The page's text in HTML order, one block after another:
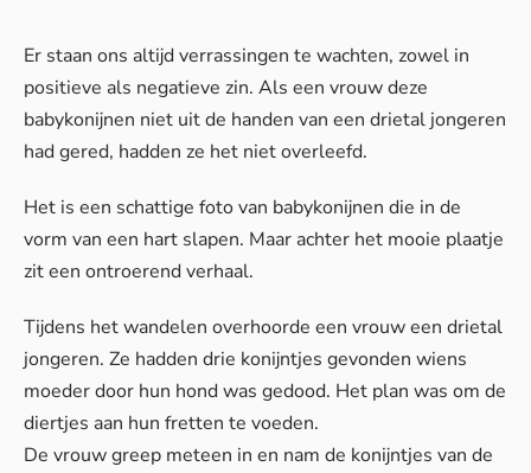
Er staan ons altijd verrassingen te wachten, zowel in
positieve als negatieve zin. Als een vrouw deze
babykonijnen niet uit de handen van een drietal jongeren
had gered, hadden ze het niet overleefd.
Het is een schattige foto van babykonijnen die in de
vorm van een hart slapen. Maar achter het mooie plaatje
zit een ontroerend verhaal.
Tijdens het wandelen overhoorde een vrouw een drietal
jongeren. Ze hadden drie konijntjes gevonden wiens
moeder door hun hond was gedood. Het plan was om de
diertjes aan hun fretten te voeden.
De vrouw greep meteen in en nam de konijntjes van de